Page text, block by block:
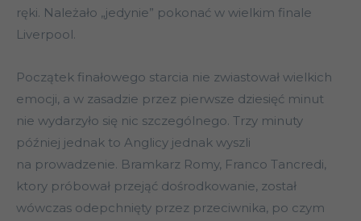
ręki. Należało „jedynie” pokonać w wielkim finale
Liverpool.
Początek finałowego starcia nie zwiastował wielkich
emocji, a w zasadzie przez pierwsze dziesięć minut
nie wydarzyło się nic szczególnego. Trzy minuty
później jednak to Anglicy jednak wyszli
na prowadzenie. Bramkarz Romy, Franco Tancredi,
ktory próbował przejąć dośrodkowanie, został
wówczas odepchnięty przez przeciwnika, po czym